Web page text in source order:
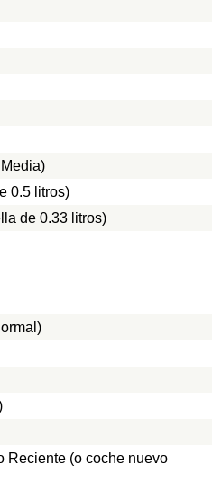
0.5 litros)
de 0.33 litros)
Reciente (o coche nuevo